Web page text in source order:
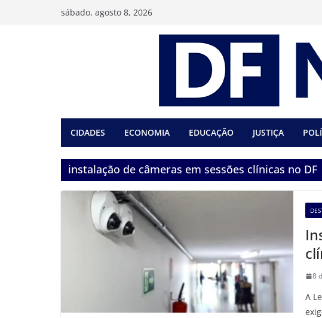
sábado, agosto 8, 2026
CIDADES ECONOMIA EDUCAÇÃO JUSTIÇA
instalação de câmeras em sessões clínicas no DF
8
A